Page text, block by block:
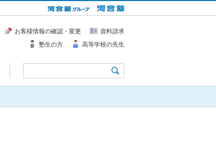
お客様情報の確認・変更
資料請求
塾生の方
高等学校の先生